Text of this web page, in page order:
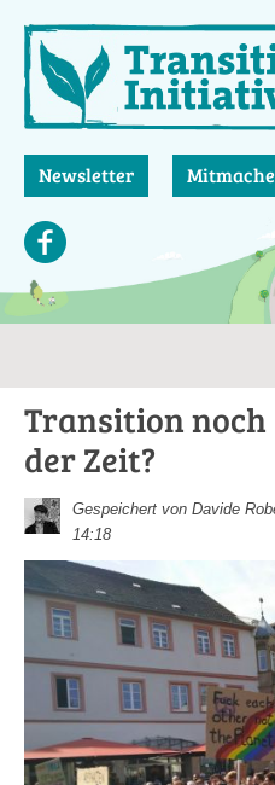
zum
Inhalt
Newsletter
Transition noch
der Zeit?
Gespeichert von Davide
14:18